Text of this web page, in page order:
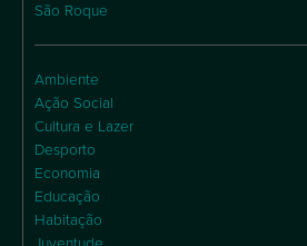
São Roque
Ambiente
Ação Social
Cultura e Lazer
Desporto
Economia
Educação
Habitação